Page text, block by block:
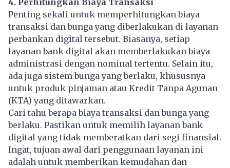
4. Perhitungkan Biaya Transaksi
Penting sekali untuk memperhitungkan biaya
transaksi dan bunga yang diberlakukan di layanan
perbankan digital tersebut. Biasanya, setiap
layanan bank digital akan memberlakukan biaya
administrasi dengan nominal tertentu. Selain itu,
ada juga sistem bunga yang berlaku, khususnya
untuk produk pinjaman atau Kredit Tanpa Agunan
(KTA) yang ditawarkan.
Cari tahu berapa biaya transaksi dan bunga yang
berlaku. Pastikan untuk memilih layanan bank
digital yang tidak memberatkan dari segi finansial.
Ingat, tujuan awal dari penggunaan layanan ini
adalah untuk memberikan kemudahan dan